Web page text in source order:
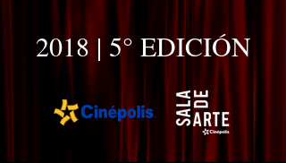
2018 | 5° EDICIÓN